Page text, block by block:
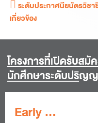
 ระดับประกาศนียบัตรวิช
เกี่ยวข้อง
โครงการที่เปิดรับสมั
นักศึกษาระดับปริญญ
Early